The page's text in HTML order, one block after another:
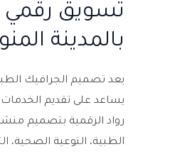
تسويق رقمي
بالمدينة
يعد تصميم الجرافيك
يساعد على تقديم
رواد الرقمية بتصميم
الطبية، التوعية الصحية،